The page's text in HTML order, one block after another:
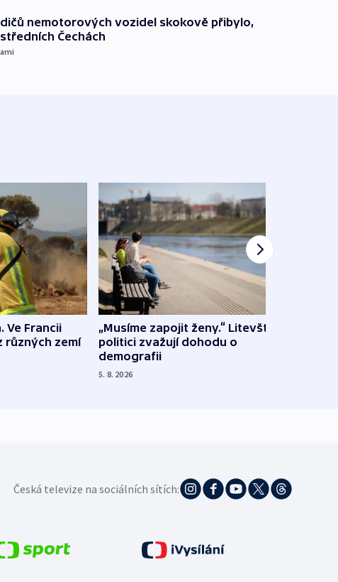
nemotorových vozidel skokově přibylo,
Čechách
Ve Francii
různých zemí
„Musíme zapojit ženy.“ Litevští
politici zvažují dohodu o
demografii
5. 8. 2026
Česká televize na sociálních sítích: